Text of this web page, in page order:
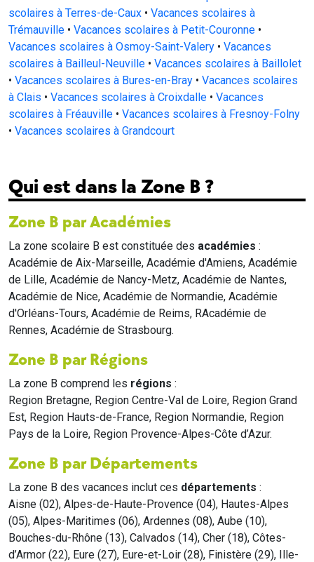
scolaires à Terres-de-Caux • Vacances scolaires à
Trémauville • Vacances scolaires à Petit-Couronne •
Vacances scolaires à Osmoy-Saint-Valery • Vacances
scolaires à Bailleul-Neuville • Vacances scolaires à Baillolet
• Vacances scolaires à Bures-en-Bray • Vacances scolaires
à Clais • Vacances scolaires à Croixdalle • Vacances
scolaires à Fréauville • Vacances scolaires à Fresnoy-Folny
• Vacances scolaires à Grandcourt
Qui est dans la Zone B ?
Zone B par Académies
La zone scolaire B est constituée des académies :
Académie de Aix-Marseille, Académie d'Amiens, Académie
de Lille, Académie de Nancy-Metz, Académie de Nantes,
Académie de Nice, Académie de Normandie, Académie
d'Orléans-Tours, Académie de Reims, RAcadémie de
Rennes, Académie de Strasbourg.
Zone B par Régions
La zone B comprend les régions :
Region Bretagne, Region Centre-Val de Loire, Region Grand
Est, Region Hauts-de-France, Region Normandie, Region
Pays de la Loire, Region Provence-Alpes-Côte d’Azur.
Zone B par Départements
La zone B des vacances inclut ces départements :
Aisne (02), Alpes-de-Haute-Provence (04), Hautes-Alpes
(05), Alpes-Maritimes (06), Ardennes (08), Aube (10),
Bouches-du-Rhône (13), Calvados (14), Cher (18), Côtes-
d’Armor (22), Eure (27), Eure-et-Loir (28), Finistère (29), Ille-